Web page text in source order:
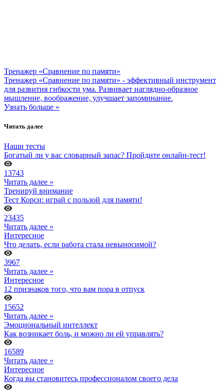
Тренажер «Сравнение по памяти»
Тренажер «Сравнение по памяти» - эффективный инструмент
для развития гибкости ума. Развивает наглядно-образное
мышление, воображение, улучшает запоминание.
Узнать больше »
Читать далее
Наши тесты
Богатый ли у вас словарный запас? Пройдите онлайн-тест!
13743
Читать далее »
Тренируй внимание
Тест Корси: играй с пользой для памяти!
23435
Читать далее »
Интересное
Что делать, если работа стала невыносимой?
3967
Читать далее »
Интересное
12 признаков того, что вам пора в отпуск
15652
Читать далее »
Эмоциональный интеллект
Как возникает боль, и можно ли ей управлять?
16589
Читать далее »
Интересное
Когда вы становитесь профессионалом своего дела